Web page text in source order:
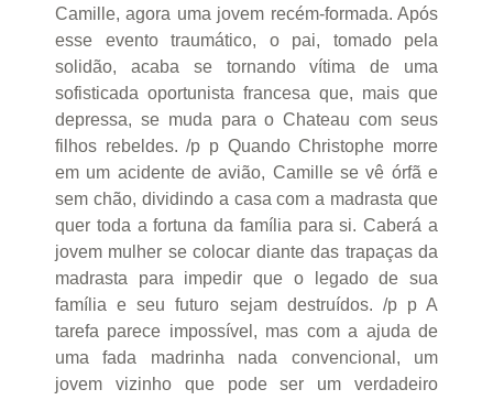
Camille, agora uma jovem recém-formada. Após
esse evento traumático, o pai, tomado pela
solidão, acaba se tornando vítima de uma
sofisticada oportunista francesa que, mais que
depressa, se muda para o Chateau com seus
filhos rebeldes. /p p Quando Christophe morre
em um acidente de avião, Camille se vê órfã e
sem chão, dividindo a casa com a madrasta que
quer toda a fortuna da família para si. Caberá a
jovem mulher se colocar diante das trapaças da
madrasta para impedir que o legado de sua
família e seu futuro sejam destruídos. /p p A
tarefa parece impossível, mas com a ajuda de
uma fada madrinha nada convencional, um
jovem vizinho que pode ser um verdadeiro